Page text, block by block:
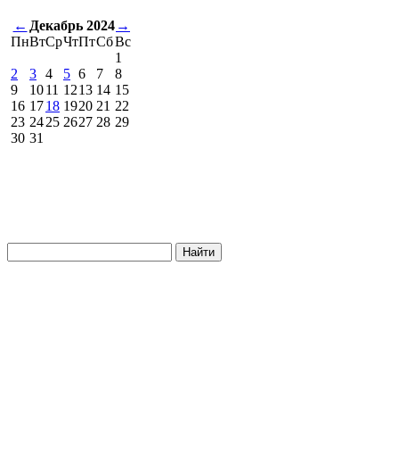
← Декабрь 2024 →
ПнВтСрЧтПтСбВс
1
2
3 4 5 6 7
8
9
1011 1213 14 15
16 1718 1920 21 22
23 2425 2627 28 29
30 31